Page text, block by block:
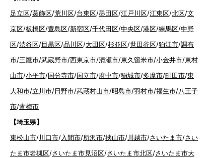
足立区/葛飾区/荒川区/台東区/墨田区/江戸川区/江東区/北区/文
京区/板橋区/豊島区/新宿区/千代田区/中央区/港区/練馬区/中野
区/渋谷区/目黒区/品川区/大田区/杉並区/世田谷区/狛江市/調布
市/三鷹市/武蔵野市/西東京市/清瀬市/東久留米市/小金井市/東村
山市/小平市/国分寺市/国立市/府中市/稲城市/多摩市/町田市/東
大和市/立川市/日野市/武蔵村山市/昭島市/羽村市/福生市/八王子
市/青梅市
【埼玉県】
東松山市/川口市/入間市/所沢市/挟山市/川越市/さいたま市/さい
たま市岩槻区/さいたま市見沼区/さいたま市北区/さいたま市大